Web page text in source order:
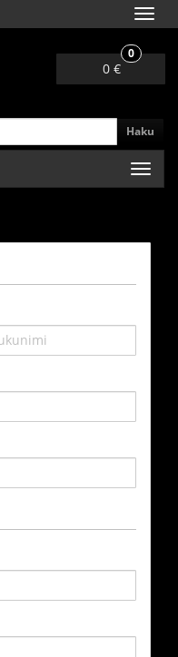
0 €
0
Haku